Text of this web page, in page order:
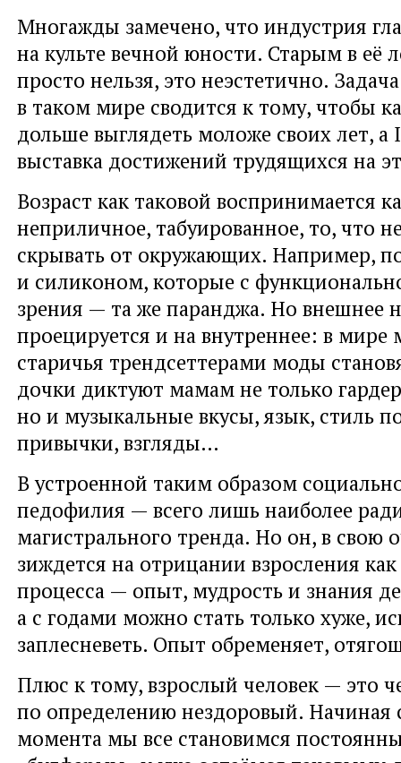
Многажды замечено, что индустрия
на культе вечной юности. Старым в её
просто нельзя, это неэстетично.
в таком мире сводится к тому, чтобы
дольше выглядеть моложе своих лет, а
выставка достижений трудящихся на
Возраст как таковой воспринимается
неприличное, табуированное, то, что
скрывать от окружающих. Например,
и силиконом, которые с
зрения — та же паранджа. Но внешнее
проецируется и на внутреннее: в мире
старичья трендсеттерами моды
дочки диктуют мамам не только
но и музыкальные вкусы, язык, стиль
привычки, взгляды…
В устроенной таким образом
педофилия — всего лишь наиболее
магистрального тренда. Но он, в свою
зиждется на отрицании взросления
процесса — опыт, мудрость и знания
а с годами можно стать только хуже,
заплесневеть. Опыт обременяет,
Плюс к тому, взрослый человек — это
по определению нездоровый. Начиная
момента мы все становимся